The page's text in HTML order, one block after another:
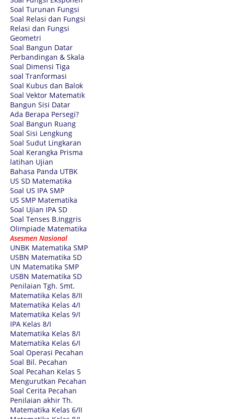
Soal Turunan Fungsi
Soal Relasi dan Fungsi
Relasi dan Fungsi
Geometri
Soal Bangun Datar
Perbandingan & Skala
Soal Dimensi Tiga
soal Tranformasi
Soal Kubus dan Balok
Soal Vektor Matematik
Bangun Sisi Datar
Ada Berapa Persegi?
Soal Bangun Ruang
Soal Sisi Lengkung
Soal Sudut Lingkaran
Soal Kerangka Prisma
latihan Ujian
Bahasa Panda UTBK
US SD Matematika
Soal US IPA SMP
US SMP Matematika
Soal Ujian IPA SD
Soal Tenses B.Inggris
Olimpiade Matematika
Asesmen Nasional
UNBK Matematika SMP
USBN Matematika SD
UN Matematika SMP
USBN Matematika SD
Penilaian Tgh. Smt.
Matematika Kelas 8/II
Matematika Kelas 4/I
Matematika Kelas 9/I
IPA Kelas 8/I
Matematika Kelas 8/I
Matematika Kelas 6/I
Soal Operasi Pecahan
Soal Bil. Pecahan
Soal Pecahan Kelas 5
Mengurutkan Pecahan
Soal Cerita Pecahan
Penilaian akhir Th.
Matematika Kelas 6/II